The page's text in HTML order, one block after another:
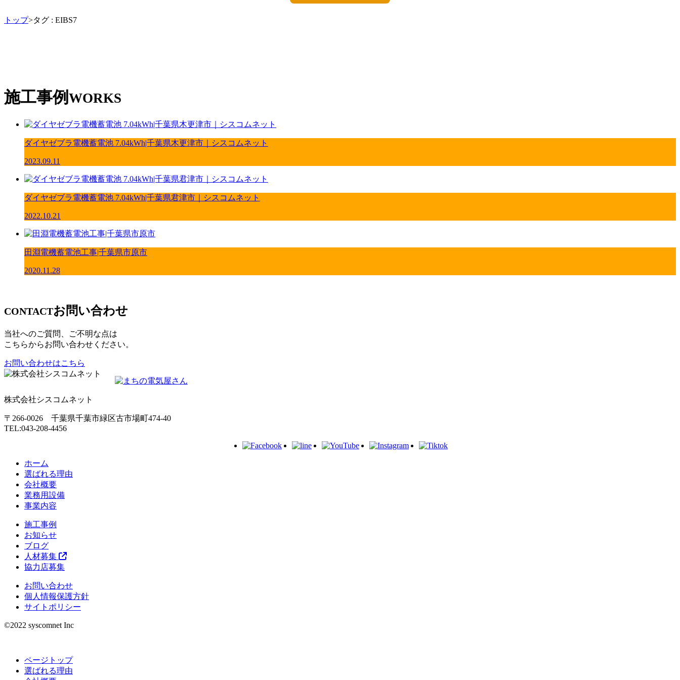
トップ>タグ : EIBS7
施工事例 WORKS
ダイヤゼブラ電機蓄電池 7.04kWh|千葉県木更津市｜シスコムネット
2023.09.11
ダイヤゼブラ電機蓄電池 7.04kWh|千葉県君津市｜シスコムネット
2022.10.21
田淵電機蓄電池工事|千葉県市原市
2020.11.28
CONTACTお問い合わせ
当社へのご質問、ご不明な点は
こちらからお問い合わせください。
お問い合わせはこちら
株式会社シスコムネット
〒266-0026 千葉県千葉市緑区古市場町474-40
TEL:043-208-4456
ホーム
選ばれる理由
会社概要
業務用設備
事業内容
施工事例
お知らせ
ブログ
人材募集
協力店募集
お問い合わせ
個人情報保護方針
サイトポリシー
©︎2022 syscomnet Inc
ページトップ
選ばれる理由